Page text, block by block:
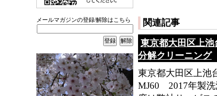
メールマガジンの登録/解除はこちら
関連記事
東京都大田区上
分解クリーニング
東京都大田区上池
MJ60 2017年製洗